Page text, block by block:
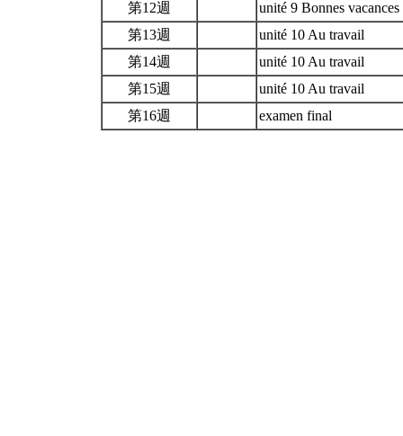
第12週
unité 9 Bonnes
第13週
unité 10 Au travail
第14週
unité 10 Au travail
第15週
unité 10 Au travail
第16週
examen final